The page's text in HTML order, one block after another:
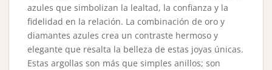
azules que simbolizan la lealtad, la confianza y la
fidelidad en la relación. La combinación de oro y
diamantes azules crea un contraste hermoso y
elegante que resalta la belleza de estas joyas únicas.
Estas argollas son más que simples anillos; son